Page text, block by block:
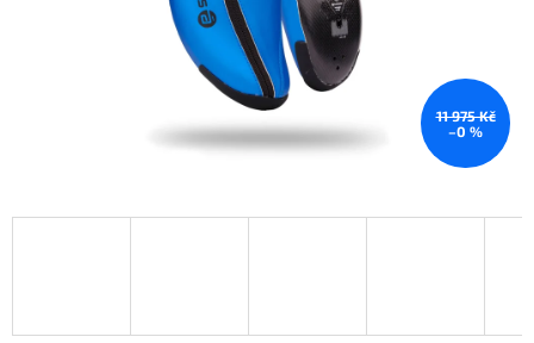
11 975 Kč
–0 %